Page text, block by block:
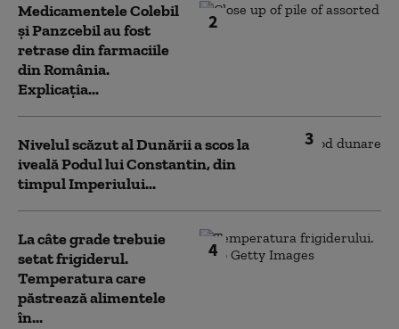
2
Medicamentele Colebil
și Panzcebil au fost
retrase din farmaciile
din România.
Explicația...
3
Nivelul scăzut al Dunării a scos la
iveală Podul lui Constantin, din
timpul Imperiului...
4
La câte grade trebuie
setat frigiderul.
Temperatura care
păstrează alimentele
în...